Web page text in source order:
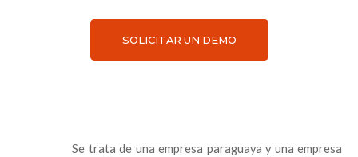
SOLICITAR UN DEMO
Se trata de una empresa paraguaya y una empresa